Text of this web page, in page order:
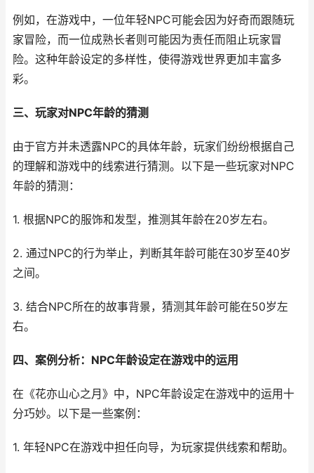
例如，在游戏中，一位年轻NPC可能会因为好奇而跟随玩
家冒险，而一位成熟长者则可能因为责任而阻止玩家冒
险。这种年龄设定的多样性，使得游戏世界更加丰富多
彩。
三、玩家对NPC年龄的猜测
由于官方并未透露NPC的具体年龄，玩家们纷纷根据自己
的理解和游戏中的线索进行猜测。以下是一些玩家对NPC
年龄的猜测：
1. 根据NPC的服饰和发型，推测其年龄在20岁左右。
2. 通过NPC的行为举止，判断其年龄可能在30岁至40岁
之间。
3. 结合NPC所在的故事背景，猜测其年龄可能在50岁左
右。
四、案例分析：NPC年龄设定在游戏中的运用
在《花亦山心之月》中，NPC年龄设定在游戏中的运用十
分巧妙。以下是一些案例：
1. 年轻NPC在游戏中担任向导，为玩家提供线索和帮助。